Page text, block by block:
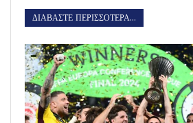
ΔΙΑΒΑΣΤΕ ΠΕΡΙΣΣΟΤΕΡΑ...